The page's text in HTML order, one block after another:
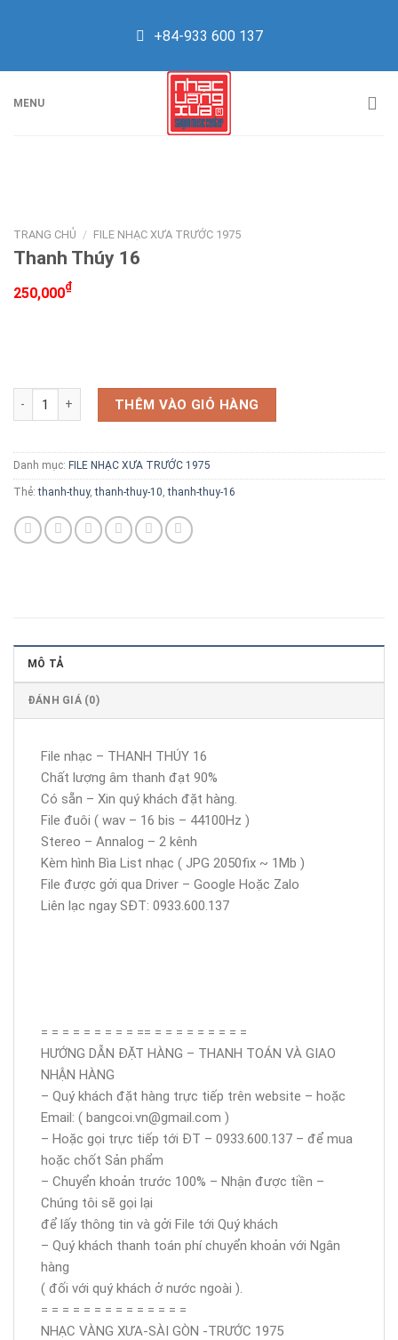
+84-933 600 137
MENU
TRANG CHỦ / FILE NHẠC XƯA TRƯỚC 1975
Thanh Thúy 16
250,000₫
Thanh Thúy 16 số lượng
THÊM VÀO GIỎ HÀNG
Danh mục: FILE NHẠC XƯA TRƯỚC 1975
Thẻ:thanh-thuy,thanh-thuy-10,thanh-thuy-16
MÔ TẢ
ĐÁNH GIÁ (0)
File nhạc – THANH THÚY 16
Chất lượng âm thanh đạt 90%
Có sẵn – Xin quý khách đặt hàng.
File đuôi ( wav – 16 bis – 44100Hz )
Stereo – Annalog – 2 kênh
Kèm hình Bìa List nhạc ( JPG 2050fix ~ 1Mb )
File được gởi qua Driver – Google Hoặc Zalo
Liên lạc ngay SĐT: 0933.600.137
= = = = = = = = = == = = = = = = = = =
HƯỚNG DẪN ĐẶT HÀNG – THANH TOÁN VÀ GIAO
NHẬN HÀNG
– Quý khách đặt hàng trực tiếp trên website – hoặc
Email: ( bangcoi.vn@gmail.com )
– Hoặc gọi trực tiếp tới ĐT – 0933.600.137 – để mua
hoặc chốt Sản phẩm
– Chuyển khoản trước 100% – Nhận được tiền –
Chúng tôi sẽ gọi lại
để lấy thông tin và gởi File tới Quý khách
– Quý khách thanh toán phí chuyển khoản với Ngân
hàng
( đối với quý khách ở nước ngoài ).
= = = = = = = = = = = = = =
NHẠC VÀNG XƯA-SÀI GÒN -TRƯỚC 1975